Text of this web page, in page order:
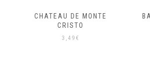
CHATEAU DE MONTE
CRISTO
3,49 €